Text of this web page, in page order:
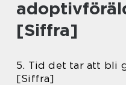
[Siffra]
5. Tid det tar att bli
[Siffra]